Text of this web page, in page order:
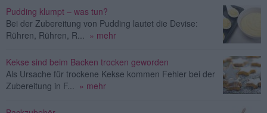
Pudding klumpt – was tun?
Bei der Zubereitung von Pudding lautet die Devise:
Rühren, Rühren, R... » mehr
Kekse sind beim Backen trocken geworden
Als Ursache für trockene Kekse kommen Fehler bei der
Zubereitung in F... » mehr